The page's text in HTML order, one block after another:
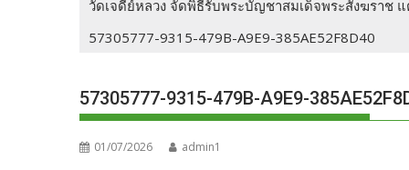
วัดเจดีย์หลวง จัดพิธีรับพระบัญชาสมเด็จพระสังฆราช
57305777-9315-479B-A9E9-385AE52F8D40
57305777-9315-479B-A9E9-
01/07/2026 admin1